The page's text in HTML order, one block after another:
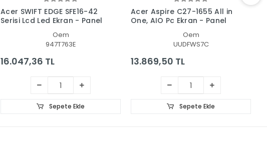
Acer SWIFT EDGE SFE16-42
Serisi Lcd Led Ekran - Panel
Oem
947T763E
16.047,36 TL
Sepete Ekle
Acer Aspire C27-1655 All in
One, AIO Pc Ekran - Panel
Oem
UUDFWS7C
13.869,50 TL
Sepete Ekle